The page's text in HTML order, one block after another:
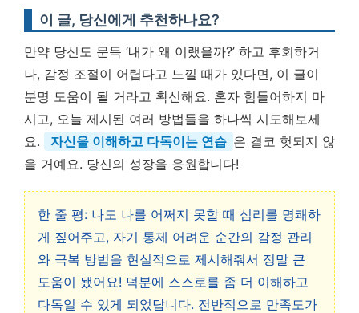
이 글, 당신에게 추천하나요?
만약 당신도 문득 ‘내가 왜 이랬을까?’ 하고 후회하거
나, 감정 조절이 어렵다고 느낄 때가 있다면, 이 글이
분명 도움이 될 거라고 확신해요. 혼자 힘들어하지 마
시고, 오늘 제시된 여러 방법들을 하나씩 시도해보세
요.
자신을 이해하고 다독이는 연습 은 결코 헛되지 않
을 거예요. 당신의 성장을 응원합니다!
한 줄 평: 나도 나를 어쩌지 못할 때 심리를 명쾌하
게 짚어주고, 자기 통제 어려운 순간의 감정 관리
와 극복 방법을 현실적으로 제시해줘서 정말 큰
도움이 됐어요! 덕분에 스스로를 좀 더 이해하고
다독일 수 있게 되었답니다. 전반적으로 만족도가